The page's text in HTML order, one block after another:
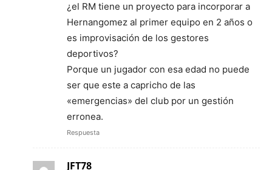
¿el RM tiene un proyecto para incorporar a
Hernangomez al primer equipo en 2 años o
es improvisación de los gestores
deportivos?
Porque un jugador con esa edad no puede
ser que este a capricho de las
«emergencias» del club por un gestión
erronea.
Respuesta
JFT78